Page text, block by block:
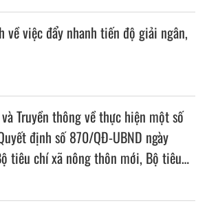
về việc đẩy nhanh tiến độ giải ngân,
Truyền thông về thực hiện một số
định số 870/QĐ-UBND ngày
tiêu chí xã nông thôn mới, Bộ tiêu
nông thôn mới, huyện nông thôn
khai thực hiện xã nông thôn mới